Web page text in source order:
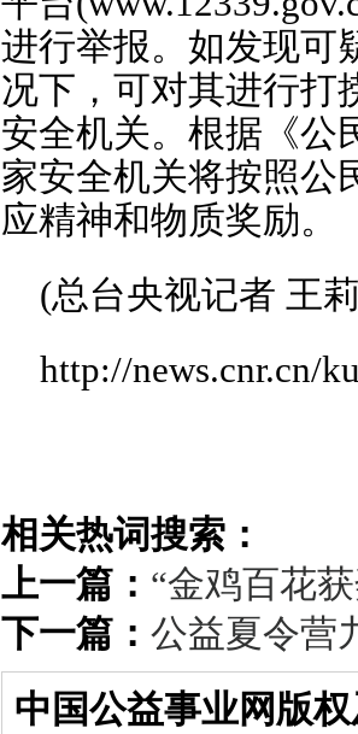
进行举报。如发现可
况下，可对其进行打
安全机关。根据《公
家安全机关将按照公
应精神和物质奖励。
(总台央视记者 王
http://news.cnr.cn/
相关热词搜索：
上一篇： “金鸡百花
下一篇： 公益夏令营
中国公益事业网版